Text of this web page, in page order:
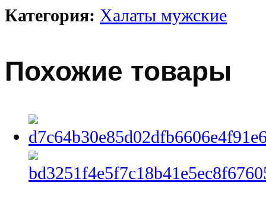
Категория: Халаты мужские
Похожие товары